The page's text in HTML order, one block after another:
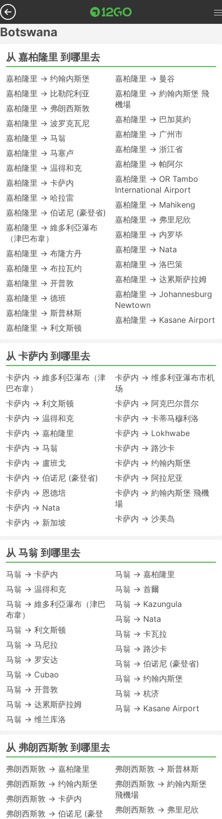
Botswana
从 嘉柏隆里 到哪里去
嘉柏隆里 → 约翰内斯堡
嘉柏隆里 → 比勒陀利亚
嘉柏隆里 → 弗朗西斯敦
嘉柏隆里 → 波罗克瓦尼
嘉柏隆里 → 马翁
嘉柏隆里 → 马塞卢
嘉柏隆里 → 温得和克
嘉柏隆里 → 卡萨内
嘉柏隆里 → 哈拉雷
嘉柏隆里 → 伯诺尼 (豪登省)
嘉柏隆里 → 維多利亞瀑布
（津巴布韋）
嘉柏隆里 → 布隆方丹
嘉柏隆里 → 布拉瓦约
嘉柏隆里 → 开普敦
嘉柏隆里 → 德班
嘉柏隆里 → 斯普林斯
嘉柏隆里 → 利文斯顿
嘉柏隆里 → 曼谷
嘉柏隆里 → 約翰內斯堡 飛
機場
嘉柏隆里 → 巴加莫約
嘉柏隆里 → 广州市
嘉柏隆里 → 浙江省
嘉柏隆里 → 帕阿尔
嘉柏隆里 → OR Tambo
International Airport
嘉柏隆里 → Mahikeng
嘉柏隆里 → 弗里尼欣
嘉柏隆里 → 内罗毕
嘉柏隆里 → Nata
嘉柏隆里 → 洛巴策
嘉柏隆里 → 达累斯萨拉姆
嘉柏隆里 → Johannesburg
Newtown
嘉柏隆里 → Kasane Airport
从 卡萨内 到哪里去
卡萨内 → 維多利亞瀑布（津
巴布韋）
卡萨内 → 利文斯顿
卡萨内 → 温得和克
卡萨内 → 嘉柏隆里
卡萨内 → 马翁
卡萨内 → 盧班戈
卡萨内 → 伯诺尼 (豪登省)
卡萨内 → 恩德培
卡萨内 → Nata
卡萨内 → 新加坡
卡萨内 → 维多利亚瀑布市机
场
卡萨内 → 阿克巴尔普尔
卡萨内 → 卡蒂马穆利洛
卡萨内 → Lokhwabe
卡萨内 → 路沙卡
卡萨内 → 约翰内斯堡
卡萨内 → 阿拉尼亚
卡萨内 → 約翰內斯堡 飛機
場
卡萨内 → 沙美岛
从 马翁 到哪里去
马翁 → 卡萨内
马翁 → 温得和克
马翁 → 維多利亞瀑布（津巴
布韋）
马翁 → 利文斯顿
马翁 → 马尼拉
马翁 → 罗安达
马翁 → Cubao
马翁 → 开普敦
马翁 → 达累斯萨拉姆
马翁 → 维兰库洛
马翁 → 嘉柏隆里
马翁 → 首爾
马翁 → Kazungula
马翁 → Nata
马翁 → 卡瓦拉
马翁 → 路沙卡
马翁 → 伯诺尼 (豪登省)
马翁 → 约翰内斯堡
马翁 → 杭济
马翁 → Kasane Airport
从 弗朗西斯敦 到哪里去
弗朗西斯敦 → 嘉柏隆里
弗朗西斯敦 → 约翰内斯堡
弗朗西斯敦 → 卡萨内
弗朗西斯敦 → 伯诺尼 (豪登
弗朗西斯敦 → 斯普林斯
弗朗西斯敦 → 約翰內斯堡
飛機場
弗朗西斯敦 → 弗里尼欣